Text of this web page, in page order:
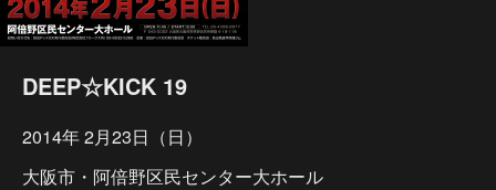
DEEP☆KICK 19
2014年 2月23日（日）
大阪市・阿倍野区民センター大ホール